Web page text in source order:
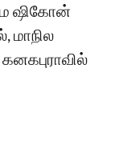
ஷிகோன்
மாநில